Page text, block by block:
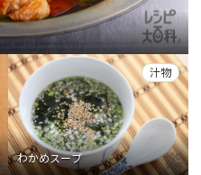
わかめスープ
汁物